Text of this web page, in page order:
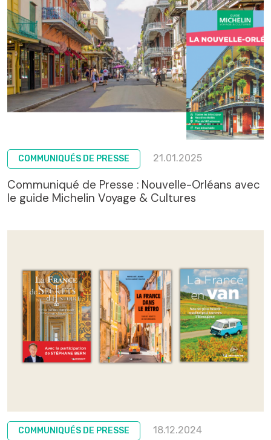
COMMUNIQUÉS DE PRESSE 21.01.2025
Communiqué de Presse : Nouvelle-Orléans avec
le guide Michelin Voyage & Cultures
COMMUNIQUÉS DE PRESSE 18.12.2024